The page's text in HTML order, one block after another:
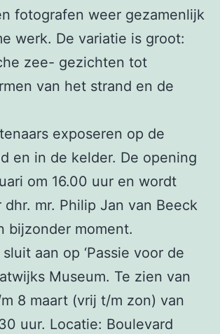
fotografen weer gezamenlijk
werk. De variatie is groot:
zee- gezichten tot
van het strand en de
exposeren op de
en in de kelder. De opening
om 16.00 uur en wordt
mr. Philip Jan van Beeck
bijzonder moment.
aan op ‘Passie voor de
Museum. Te zien van
8 maart (vrij t/m zon) van
uur. Locatie: Boulevard